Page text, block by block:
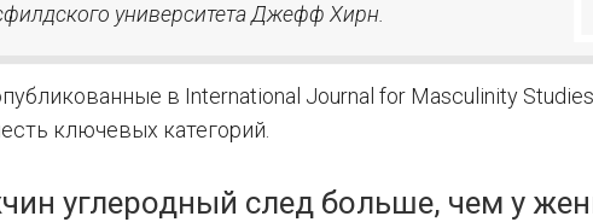
университета Джефф Хирн.
в International Journal for Masculinity
ключевых категорий.
углеродный след больше, чем у